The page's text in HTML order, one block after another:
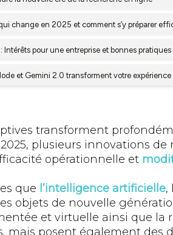
transforment
plusieurs innovations
opérationnelle et
que l’intelligence artificielle,
objets de nouvelle
et virtuelle ainsi que la
mais posent également des